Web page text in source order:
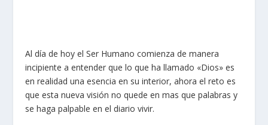
Al día de hoy el Ser Humano comienza de manera
incipiente a entender que lo que ha llamado «Dios» es
en realidad una esencia en su interior, ahora el reto es
que esta nueva visión no quede en mas que palabras y
se haga palpable en el diario vivir.